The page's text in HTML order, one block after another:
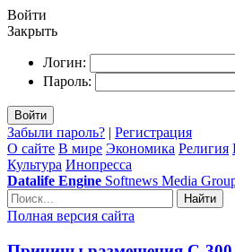
Войти
Закрыть
Логин:
Пароль:
Войти
Забыли пароль? | Регистрация
О сайте В мире Экономика Религия
Культура Инопресса
Datalife Engine Softnews Media
Найти
Полная версия сайта